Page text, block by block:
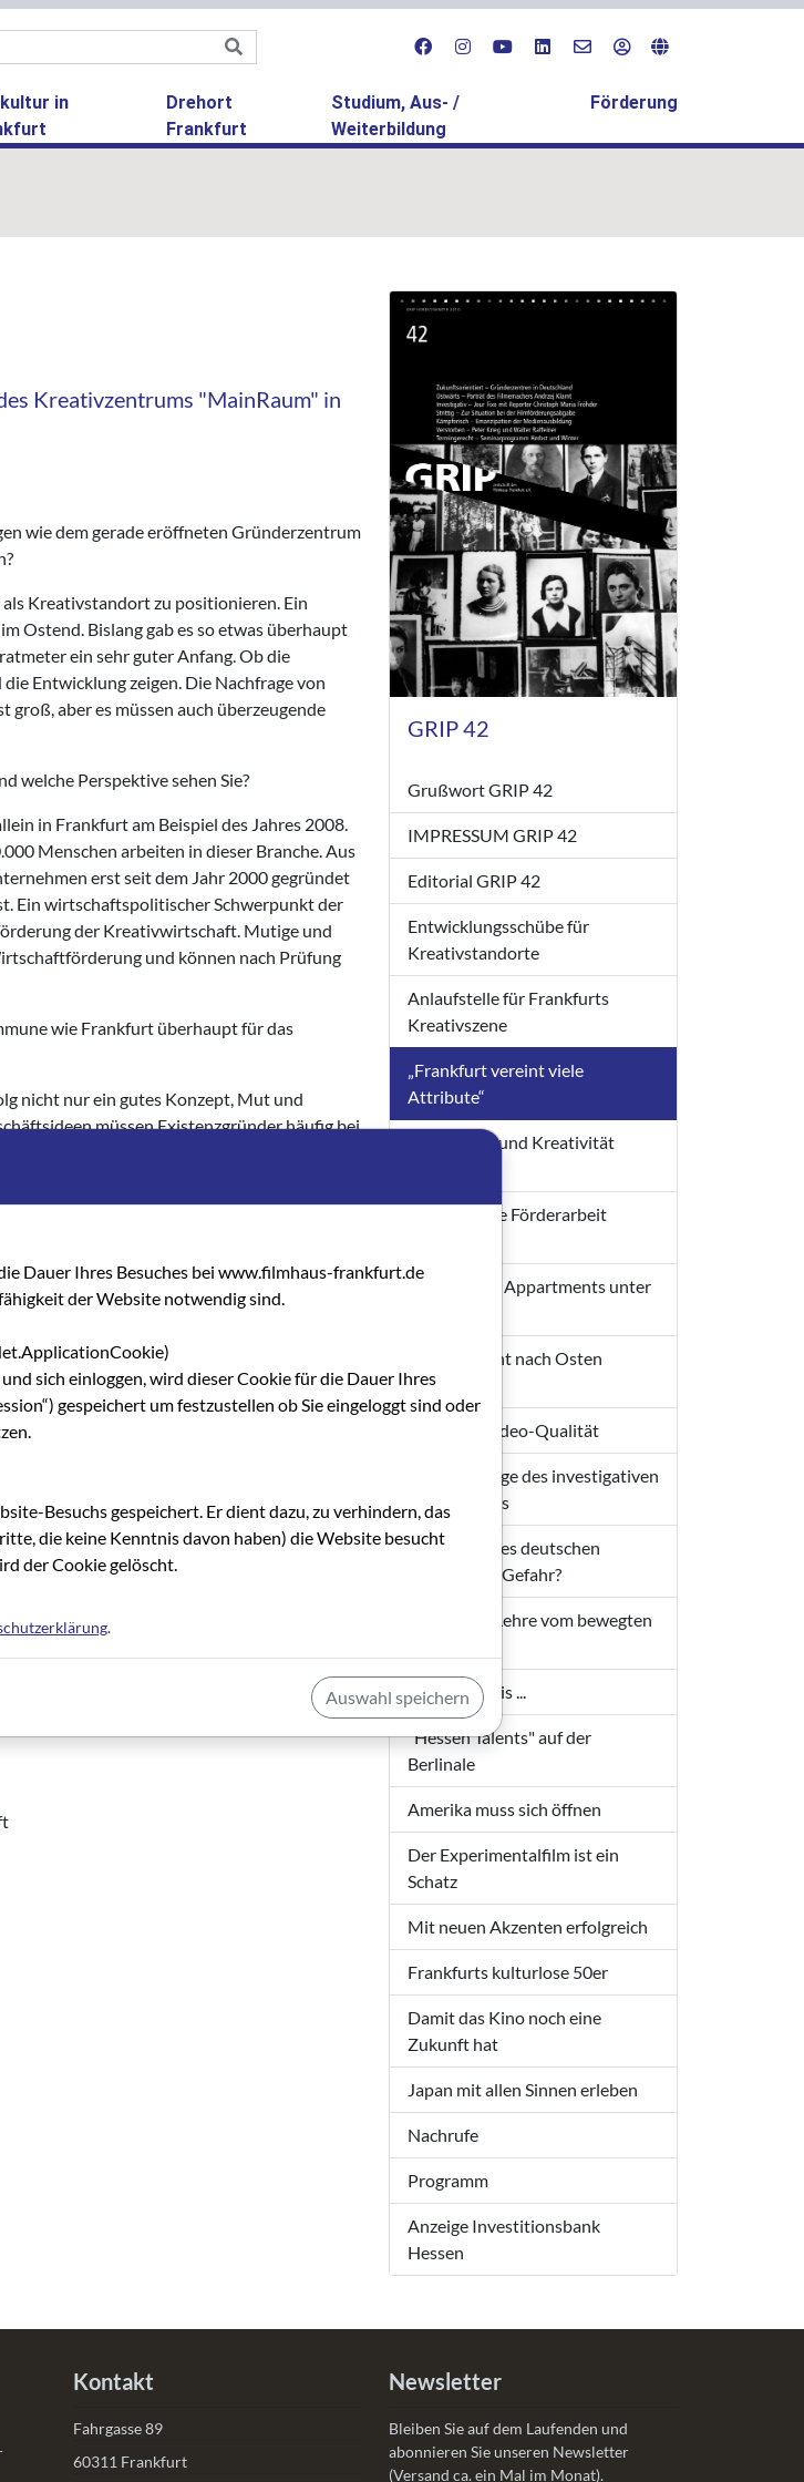
in
Drehort
Frankfurt
Studium, Aus- /
Weiterbildung
Förderung
Kreativzentrums "MainRaum" in
wie dem gerade eröffneten Gründerzentrum
Kreativstandort zu positionieren. Ein
Ostend. Bislang gab es so etwas überhaupt
ein sehr guter Anfang. Ob die
Entwicklung zeigen. Die Nachfrage von
aber es müssen auch überzeugende
welche Perspektive sehen Sie?
in Frankfurt am Beispiel des Jahres 2008.
Menschen arbeiten in dieser Branche. Aus
erst seit dem Jahr 2000 gegründet
Ein wirtschaftspolitischer Schwerpunkt der
der Kreativwirtschaft. Mutige und
und können nach Prüfung
wie Frankfurt überhaupt für das
nicht nur ein gutes Konzept, Mut und
müssen Existenzgründer häufig bei
wird es künftig eine zentrale Stelle
Konzept und den Businessplan. Sechs
Zusammen mit einem ergänzenden
Zugang zur Finanzierung von
Frankfurt erleichtert werden. Außerdem
und junge Unternehmen zur Verfügung.
als Netzwerk-Kontaktleitstelle den
Gründungsfinanzierung.
Zukunft erwarten?
entwickeln. Ziel ist, dass
hohem Wiedererkennungswert wird. Gerade
Firmenkonzept auch ökonomisch
Rolle.
in Deutschland und Europa?
ist Bankenstadt, Sportstadt,
Gäste. Allein das sind wichtige Beispiele
infrastrukturellen Angebote: von den
alles zusammen macht die
besonders attraktiv. Das gilt für kreative
GRIP 42
Grußwort GRIP 42
IMPRESSUM GRIP 42
Editorial GRIP 42
Entwicklungsschübe für
Kreativstandorte
Anlaufstelle für Frankfurts
Kreativszene
„Frankfurt vereint viele
Attribute“
Auf Wissen und Kreativität
Gemeinsame Förderarbeit
Ateliers und Appartments unter
Den Horizont nach Osten
erweitern
Optimale Video-Qualität
Ein Kronzeuge des investigativen
Journalismus
Förderung des deutschen
Kinofilms in Gefahr?
Thesen zur Lehre vom bewegten
The Winner is ...
"Hessen Talents" auf der
Berlinale
Amerika muss sich öffnen
Der Experimentalfilm ist ein
Schatz
Mit neuen Akzenten erfolgreich
Frankfurts kulturlose 50er
Damit das Kino noch eine
Zukunft hat
Japan mit allen Sinnen erleben
Nachrufe
Programm
Anzeige Investitionsbank
Hessen
Kontakt
Fahrgasse 89
60311 Frankfurt
Newsletter
Bleiben Sie auf dem Laufenden und
abonnieren Sie unseren Newsletter
(Versand ca. ein Mal im Monat).
Dauer Ihres Besuches bei www.filmhaus-frankfurt.de
der Website notwendig sind.
sich einloggen, wird dieser Cookie für die Dauer Ihres
gespeichert um festzustellen ob Sie eingeloggt sind oder
Besuchs gespeichert. Er dient dazu, zu verhindern, das
die keine Kenntnis davon haben) die Website besucht
der Cookie gelöscht.
.
Auswahl speichern